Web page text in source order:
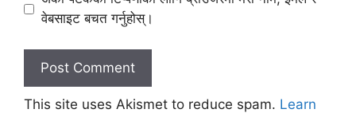
वेबसाइट बचत गर्नुहोस्।
This site uses Akismet to reduce spam. Learn